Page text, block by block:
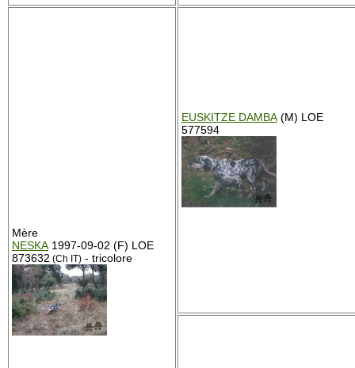
Mère
NESKA 1997-09-02 (F) LOE
873632 (Ch IT) - tricolore
EUSKITZE DAMBA (M) LOE
577594